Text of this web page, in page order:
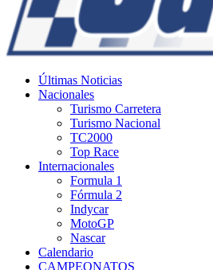
Últimas Noticias
Nacionales
Turismo Carretera
Turismo Nacional
TC2000
Top Race
Internacionales
Formula 1
Fórmula 2
Indycar
MotoGP
Nascar
Calendario
CAMPEONATOS